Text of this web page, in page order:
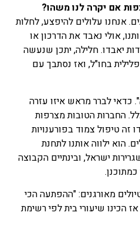
אם יקרה לנו משהו?
אנחנו עלולים להיפצע, לחלות
אולי נאבד את הדרכון או
יאבדו. חלילה, יתכן שנעשה
בחו"ל, ואז נסתבך עם
כדאי לברר מראש איזו עזרה
החברות הטובות מצרפות
זה טיפול צמוד בפורענויות
הוא ילווה אותנו לתחנת
ישראל, ובינתיים הקבוצה
מאורגנים: "ההפתעה הכי
הכינו שיעורי בית לפי רשימת